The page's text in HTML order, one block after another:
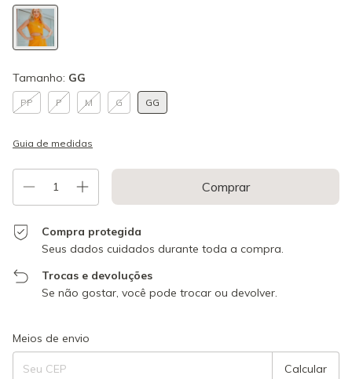
Tamanho: GG
PP P M G GG
Guia de medidas
Compra protegida
Seus dados cuidados durante toda a compra.
Trocas e devoluções
Se não gostar, você pode trocar ou devolver.
Entregas para o CEP:
Meios de envio
Calcular